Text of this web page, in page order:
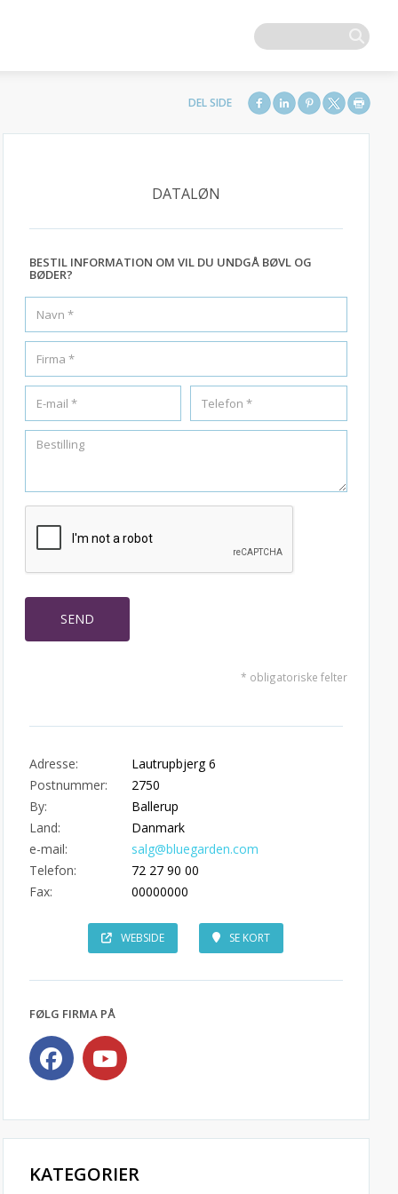
DATALØN
BESTIL INFORMATION OM VIL DU UNDGÅ BØVL OG
BØDER?
* obligatoriske felter
Adresse:
Lautrupbjerg 6
Postnummer:
2750
By:
Ballerup
Land:
Danmark
e-mail:
salg@bluegarden.com
Telefon:
72 27 90 00
Fax:
00000000
WEBSIDE SE KORT
FØLG FIRMA PÅ
KATEGORIER